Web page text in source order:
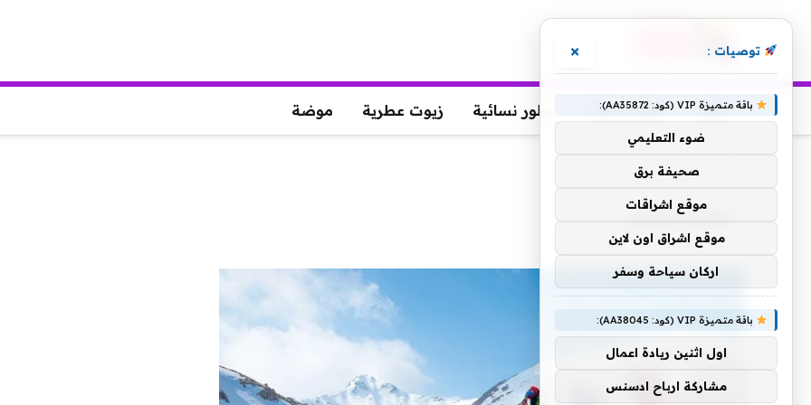
عطور عطور رجالية عطور نسائية زيوت عطرية موضة
هورتيجروتين
توصيات : ×
باقة متميزة VIP (كود: AA35872):
ضوء التعليمي
صحيفة برق
موقع اشراقات
موقع اشراق اون لاين
اركان سياحة وسفر
باقة متميزة VIP (كود: AA38045):
اول اثنين ريادة اعمال
مشاركة ارباح ادسنس